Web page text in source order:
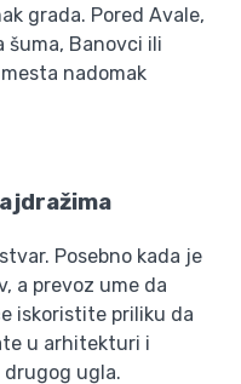
grada. Pored Avale,
šuma, Banovci ili
nadomak
Posebno kada je
a prevoz ume da
iskoristite priliku da
u arhitekturi i
drugog ugla.